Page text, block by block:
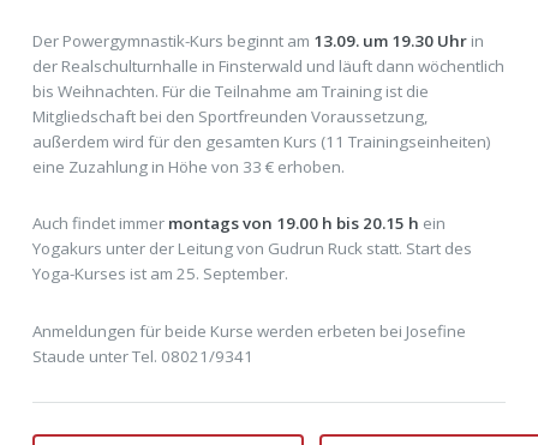
Der Powergymnastik-Kurs beginnt am 13.09. um 19.30 Uhrin
der Realschulturnhalle in Finsterwald und läuft dann wöchentlich
bis Weihnachten. Für die Teilnahme am Training ist die
Mitgliedschaft bei den Sportfreunden Voraussetzung,
außerdem wird für den gesamten Kurs (11 Trainingseinheiten)
eine Zuzahlung in Höhe von 33 € erhoben.
Auch findet immer montags von 19.00 h bis 20.15 h ein
Yogakurs unter der Leitung von Gudrun Ruck statt. Start des
Yoga-Kurses ist am 25. September.
Anmeldungen für beide Kurse werden erbeten bei Josefine
Staude unter Tel. 08021/9341